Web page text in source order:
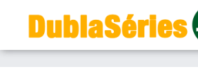
content